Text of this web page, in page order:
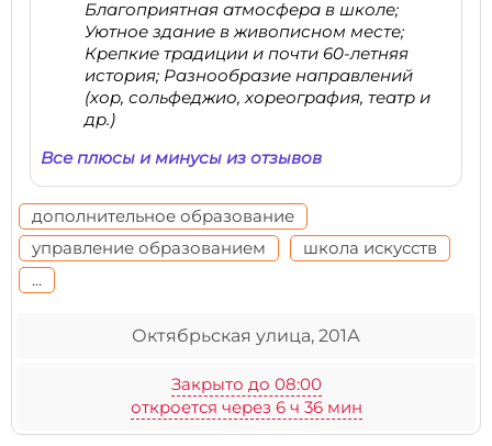
Благоприятная атмосфера в школе;
Уютное здание в живописном месте;
Крепкие традиции и почти 60-летняя
история; Разнообразие направлений
(хор, сольфеджио, хореография, театр и
др.)
Все плюсы и минусы из отзывов
дополнительное образование
управление образованием
школа искусств
...
Октябрьская улица, 201А
Закрыто до 08:00
откроется через 6 ч 36 мин